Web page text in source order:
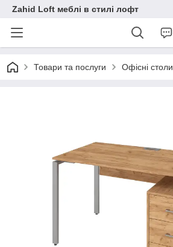
Zahid Loft меблі в стилі лофт
Товари та послуги Офісні столи